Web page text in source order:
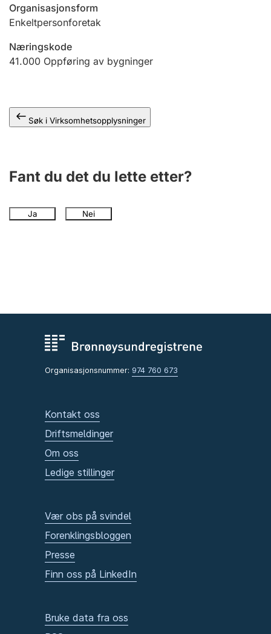
Ektepaktveileder
Offentlig sektor
Organisasjonsform
Enkeltpersonforetak
Næringskode
41.000 Oppføring av bygninger
Søk i Virksomhetsopplysninger
Fant du det du lette etter?
Ja Nei
Organisasjonsnummer: 974 760 673
Kontakt oss
Driftsmeldinger
Om oss
Ledige stillinger
Vær obs på svindel
Forenklingsbloggen
Presse
Finn oss på LinkedIn
Bruke data fra oss